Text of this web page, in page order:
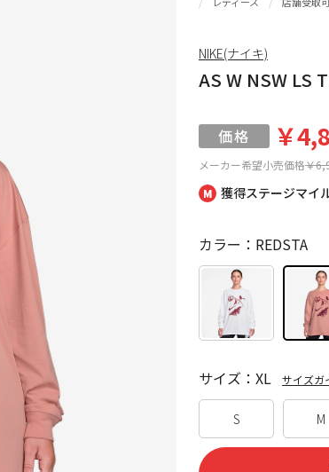
獲得ステージマイ
AS W NSW LS
メーカー希望小売価格￥
￥
カラー：REDSTA
S M
サイズ：XL サイズガ
NIKE(ナイキ)